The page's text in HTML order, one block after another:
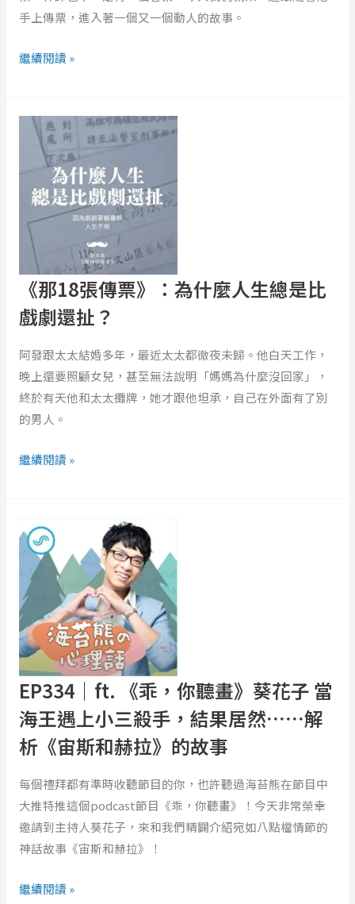
手上傳票，進入著一個又一個動人的故事。
人
比
彩！
大
律
繼續閱讀 »
《那18張傳票》：為什麼人生總是比
戲劇還扯？
阿發跟太太結婚多年，最近太太都徹夜未歸。他白天工作，
晚上還要照顧女兒，甚至無法說明「媽媽為什麼沒回家」，
終於有天他和太太攤牌，她才跟他坦承，自己在外面有了別
的男人。
傳
票》：
什
人
總
比
戲
劇
還
扯？
繼續閱讀 »
EP334｜ft. 《乖，你聽畫》葵花子 當
海王遇上小三殺手，結果居然⋯⋯解
析《宙斯和赫拉》的故事
每個禮拜都有準時收聽節目的你，也許聽過海苔熊在節目中
大推特推這個podcast節目《乖，你聽畫》！今天非常榮幸
邀請到主持人葵花子，來和我們精闢介紹宛如八點檔情節的
神話故事《宙斯和赫拉》！
｜
ft.
《乖，
你
聽
畫》
葵
花
子
當
海
遇
上
小
三
手，
繼續閱讀 »